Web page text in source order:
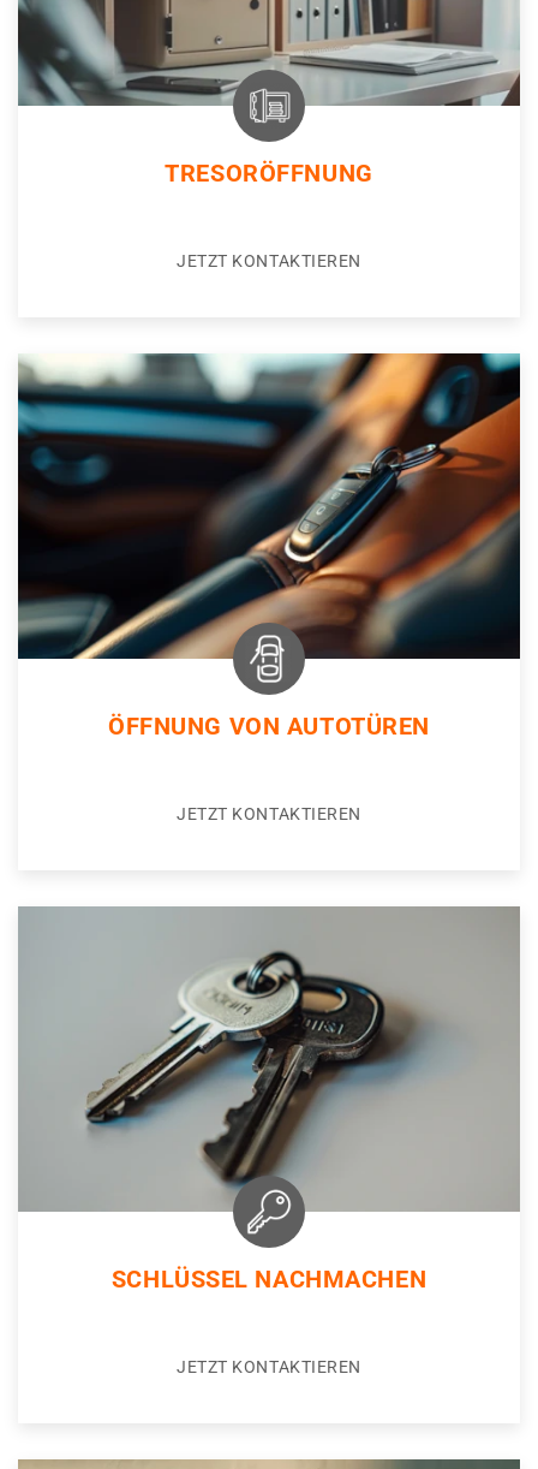
TRESORÖFFNUNG
JETZT KONTAKTIEREN
ÖFFNUNG VON AUTOTÜREN
JETZT KONTAKTIEREN
SCHLÜSSEL NACHMACHEN
JETZT KONTAKTIEREN